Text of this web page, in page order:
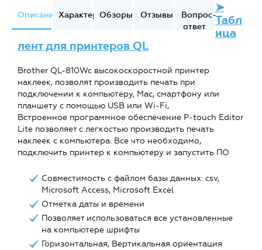
ОписаниеХарактеристики
Обзоры Отзывы
Вопрос-
ответ
➤
Табл
ица
лент для принтеров QL
Brother QL-810Wc высокоскоростной принтер
наклеек, позволят производить печать при
подключении к компьютеру, Mac, смартфону или
планшету с помощью USB или Wi-Fi,
Встроенное программное обеспечение P-touch Editor
Lite позволяет с легкостью производить печать
наклеек с компьютера. Все что необходимо,
подключить принтер к компьютеру и запустить ПО
Совместимость с файлом базы данных: csv,
Microsoft Access, Microsoft Excel
Отметка даты и времени
Позволяет использоваться все установленные
на компьютере шрифты
Горизонтальная, Вертикальная ориентация